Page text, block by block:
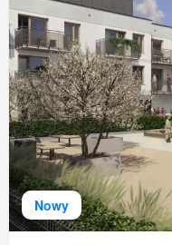
Nowy